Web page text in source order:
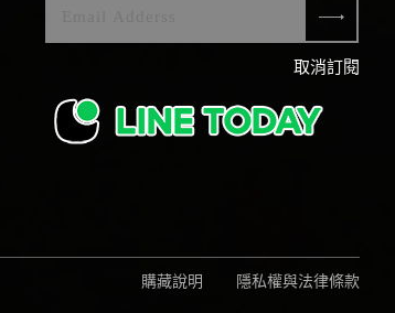
取消訂閱
購藏說明 隱私權與法律條款